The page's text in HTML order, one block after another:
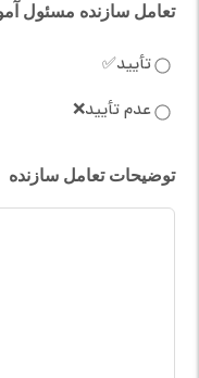
تعامل سازنده مسئول
تأیید✅
عدم تأیید❌
توضیحات تعامل سازنده